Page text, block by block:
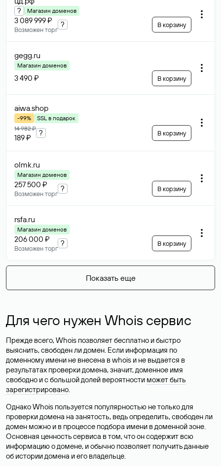
? Магазин доменов
3 089 999 ₽
Возможен торг
? В корзину
gegg.ru
Магазин доменов
3 490 ₽ В корзину
aiwa.shop
-99%
SSL в подарок
14 982 ₽
189 ₽
? В корзину
olmk.ru
Магазин доменов
257 500 ₽
Возможен торг
? В корзину
rsfa.ru
Магазин доменов
206 000 ₽
Возможен торг
? В корзину
Показать еще
Для чего нужен Whois сервис
Прежде всего, Whois позволяет бесплатно и быстро
выяснить, свободен ли домен. Если информация по
доменному имени не внесена в whois и не выдается в
результатах проверки домена, значит, доменное имя
свободно и с большой долей вероятности может быть
зарегистрировано.
Однако Whois пользуется популярностью не только для
проверки домена на занятость, ведь определить, свободен ли
домен можно и в процессе подбора имени в доменной зоне.
Основная ценность сервиса в том, что он содержит всю
информацию о домене, и обычно позволяет получить данные
об истории домена и его владельце.